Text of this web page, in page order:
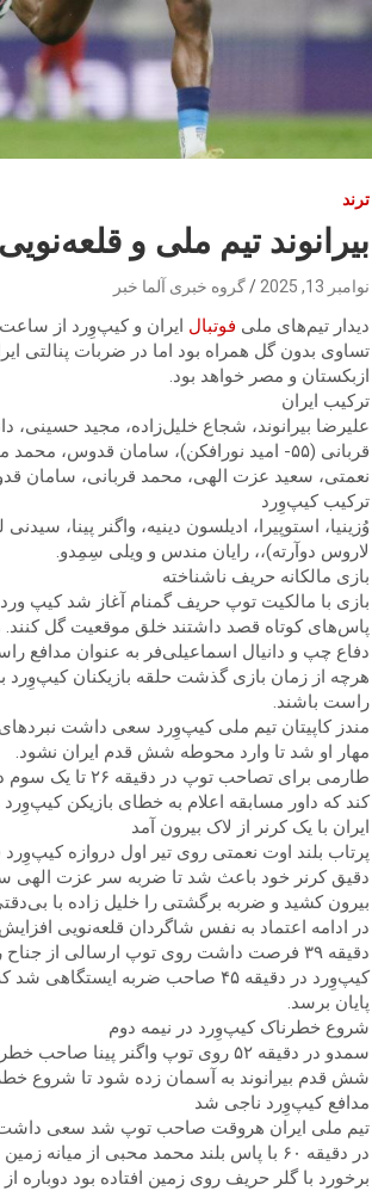
ترند
بیرانوند تیم ملی و
نوامبر 13, 2025 گروه خبری آلما خبر
دیدار تیم‌های ملی فوتبال
ازبکستان و مصر خواهد بود.
ترکیب ایران
علیرضا بیرانوند، شجاع خلیل‌زاده، مجید حسینی، دانیال اسماعیلی‌فر (۵۵- صالح
نعمتی، سعید عزت الهی، محمد قربانی، سامان قدوس، محمد
ترکیب کیپ‌وِرد
لاروس دوآرته)،، رایان مندس و ویلی سِمِدو.
بازی مالکانه حریف ناشناخته
بازی با مالکیت توپ حریف گمنام آغاز شد کیپ
پاس‌های کوتاه قصد داشتند خلق موقعیت گل کنند.
دفاع چپ و دانیال اسماعیلی‌فر به عنوان مدافع
هرچه از زمان بازی گذشت حلقه بازیکنان
راست باشند.
مندز کاپیتان تیم ملی کیپ‌وِرد سعی داشت نبردهای
مهار او شد تا وارد محوطه شش قدم ایران نشود.
طارمی برای
کند که داور مسابقه اعلام به خطای بازیکن کیپ‌وِرد
ایران با یک کرنر از لاک بیرون آمد
پرتاب بلند اوت نعمتی روی تیر اول دروازه
دقیق کرنر خود باعث شد تا ضربه سر عزت الهی
بیرون کشید و ضربه برگشتی را خلیل زاده با
در ادامه اعتماد به نفس شاگردان قلعه‌نویی
دقیقه ۳۹ فرصت داشت روی توپ ارسالی از جناح راست صاحب موقعیت شود اما نتوانست آن را تبدیل به گل کند.
کیپ‌وِرد در دقیقه ۴۵ صاحب ضربه
پایان برسد.
شروع خطرناک کیپ‌وِرد در نیمه دوم
سمدو در دقیقه ۵۲ روی توپ واگنر
شش قدم بیرانوند به آسمان زده شود تا شروع خطرناکی را در ۴۵ دقیقه دوم مقابل شاگردان امیر
مدافع کیپ‌وِرد ناجی شد
تیم ملی ایران هروقت صاحب توپ شد سعی داشت
در دقیقه ۶۰ با پاس بلند محمد محبی از
برخورد با گلر حریف روی زمین افتاده بود